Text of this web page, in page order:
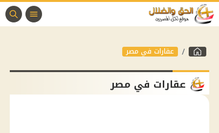
عقارات في مصر
عقارات في مصر